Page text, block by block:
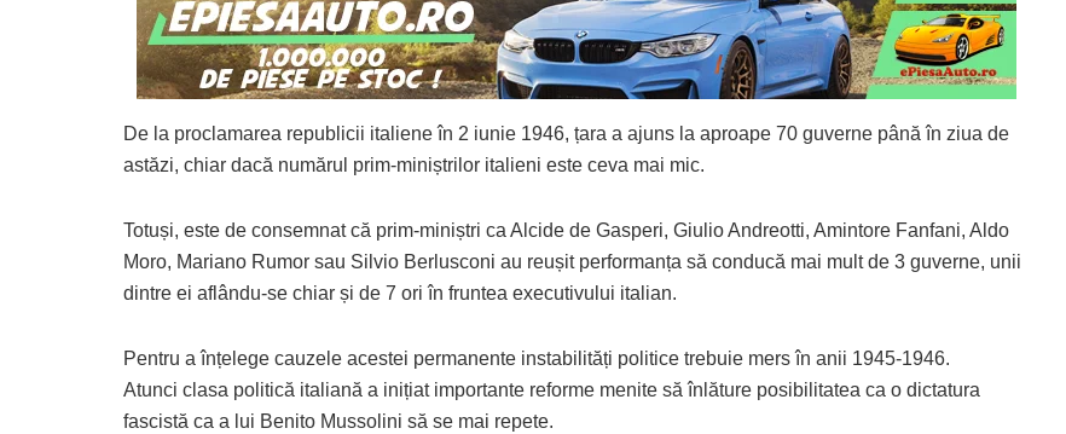
De la proclamarea republicii italiene în 2 iunie 1946, țara a ajuns la aproape 70 guverne până în ziua de
astăzi, chiar dacă numărul prim-miniștrilor italieni este ceva mai mic.
Totuși, este de consemnat că prim-miniștri ca Alcide de Gasperi, Giulio Andreotti, Amintore Fanfani, Aldo
Moro, Mariano Rumor sau Silvio Berlusconi au reușit performanța să conducă mai mult de 3 guverne, unii
dintre ei aflându-se chiar și de 7 ori în fruntea executivului italian.
Pentru a înțelege cauzele acestei permanente instabilități politice trebuie mers în anii 1945-1946.
Atunci clasa politică italiană a inițiat importante reforme menite să înlăture posibilitatea ca o dictatura
fascistă ca a lui Benito Mussolini să se mai repete.